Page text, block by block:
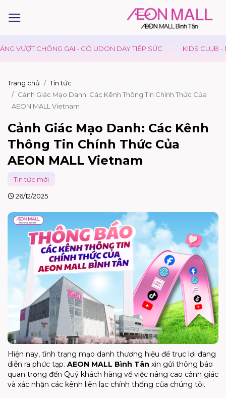
CHÔNG GAI - CÓ UDON DAY TIẾP SỨC KIDS CLUB - NGÀY HỘI
Trang chủ
Tin tức
Cảnh Giác Mạo Danh: Các Kênh Thông Tin Chính Thức Của
AEON MALL Vietnam
Cảnh Giác Mạo Danh: Các Kênh
Thông Tin Chính Thức Của
AEON MALL Vietnam
Tin tức mới
26/12/2025
Hiện nay, tình trạng mạo danh thương hiệu để trục lợi đang
diễn ra phức tạp. AEON MALL Bình Tân xin gửi thông báo
quan trọng đến Quý khách hàng về việc nâng cao cảnh giác
và xác nhận các kênh liên lạc chính thống của chúng tôi.